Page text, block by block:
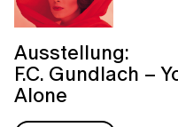
Ausstellung:
F.C. Gundlach –
Alone